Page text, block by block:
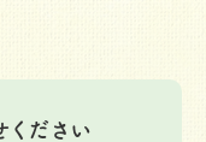
ださい